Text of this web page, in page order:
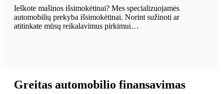
Ieškote mašinos išsimokėtinai? Mes specializuojamės
automobilių prekyba išsimokėtinai. Norint sužinoti ar
atitinkate mūsų reikalavimus pirkimui…
Greitas automobilio finansavimas